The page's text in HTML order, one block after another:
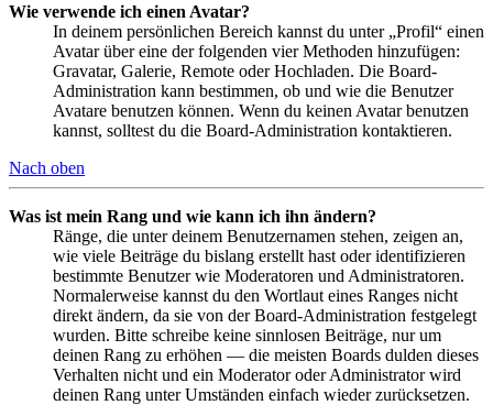
Wie verwende ich einen Avatar?
In deinem persönlichen Bereich kannst du unter „Profil“ einen
Avatar über eine der folgenden vier Methoden hinzufügen:
Gravatar, Galerie, Remote oder Hochladen. Die Board-
Administration kann bestimmen, ob und wie die Benutzer
Avatare benutzen können. Wenn du keinen Avatar benutzen
kannst, solltest du die Board-Administration kontaktieren.
Nach oben
Was ist mein Rang und wie kann ich ihn ändern?
Ränge, die unter deinem Benutzernamen stehen, zeigen an,
wie viele Beiträge du bislang erstellt hast oder identifizieren
bestimmte Benutzer wie Moderatoren und Administratoren.
Normalerweise kannst du den Wortlaut eines Ranges nicht
direkt ändern, da sie von der Board-Administration festgelegt
wurden. Bitte schreibe keine sinnlosen Beiträge, nur um
deinen Rang zu erhöhen — die meisten Boards dulden dieses
Verhalten nicht und ein Moderator oder Administrator wird
deinen Rang unter Umständen einfach wieder zurücksetzen.